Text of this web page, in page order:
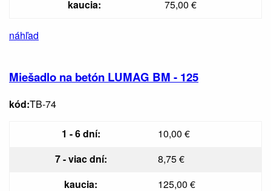
kaucia:
75,00 €
náhľad
Miešadlo na betón LUMAG BM - 125
kód:TB-74
1 - 6 dní:
10,00 €
7 - viac dní:
8,75 €
kaucia:
125,00 €